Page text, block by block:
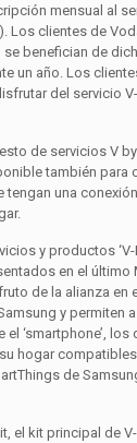
mensual al
Los clientes de
se benefician de
un año. Los
del servicio
de servicios V
también para
tengan una
y productos
en el último
de la alianza en
y permiten
el ‘smartphone’,
hogar compatibles
de
el kit principal de